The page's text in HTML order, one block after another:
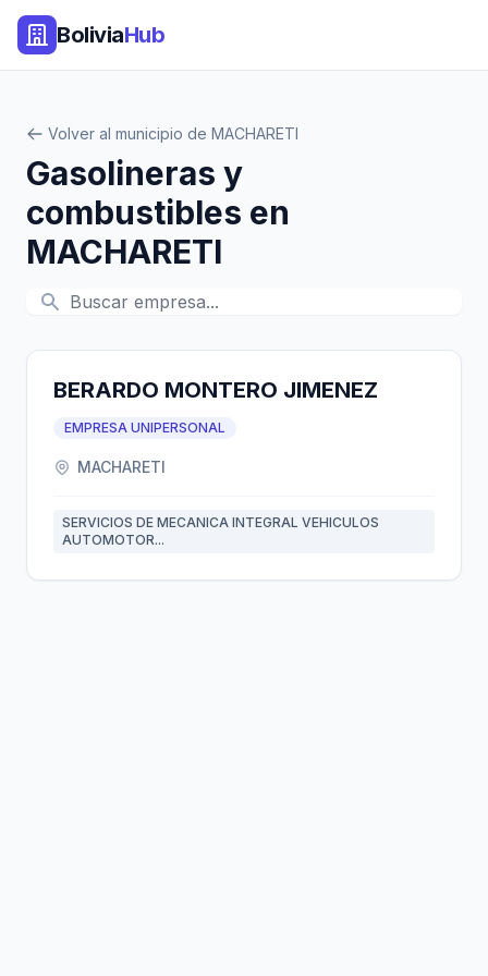
BoliviaHub
Volver al municipio de MACHARETI
Gasolineras y
combustibles en
MACHARETI
BERARDO MONTERO JIMENEZ
EMPRESA UNIPERSONAL
MACHARETI
SERVICIOS DE MECANICA INTEGRAL VEHICULOS
AUTOMOTOR...